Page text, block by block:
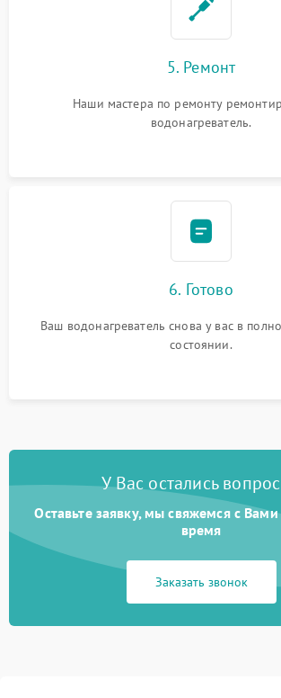
5. Ремонт
Наши мастера по ремонту
водонагреватель.
6. Готово
Ваш водонагреватель снова у вас в
состоянии.
У Вас остались
Оставьте заявку, мы свяжемся с
время
Заказать звонок